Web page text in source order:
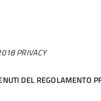
PRIVACY
DEL REGOLAMENTO